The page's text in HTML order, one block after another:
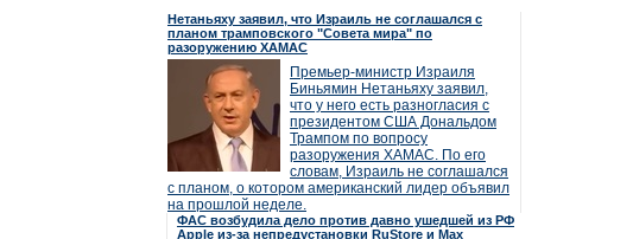
Нетаньяху заявил, что Израиль не соглашался с
планом трамповского "Совета мира" по
разоружению ХАМАС
Премьер-министр Израиля
Биньямин Нетаньяху заявил,
что у него есть разногласия с
президентом США Дональдом
Трампом по вопросу
разоружения ХАМАС. По его
словам, Израиль не соглашался
с планом, о котором американский лидер объявил
на прошлой неделе.
ФАС возбудила дело против давно ушедшей из РФ
Apple из-за непредустановки RuStore и Max